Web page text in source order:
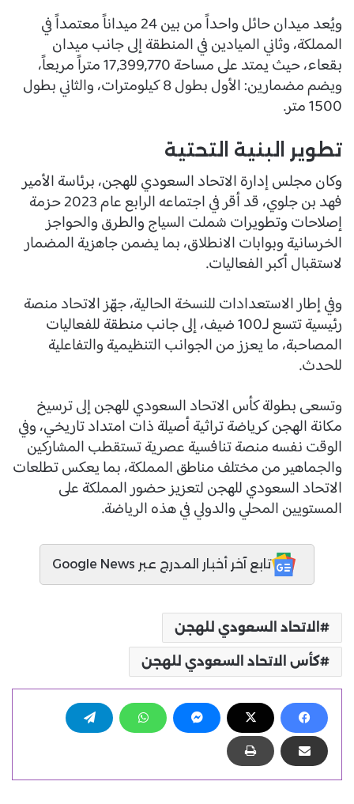
ويُعد ميدان حائل واحداً من بين 24 ميداناً معتمداً في
المملكة، وثاني الميادين في المنطقة إلى جانب ميدان
بقعاء، حيث يمتد على مساحة 17,399,770 متراً مربعاً،
ويضم مضمارين: الأول بطول 8 كيلومترات، والثاني بطول
1500 متر.
تطوير البنية التحتية
وكان مجلس إدارة الاتحاد السعودي للهجن، برئاسة الأمير
فهد بن جلوي، قد أقر في اجتماعه الرابع عام 2023 حزمة
إصلاحات وتطويرات شملت السياج والطرق والحواجز
الخرسانية وبوابات الانطلاق، بما يضمن جاهزية المضمار
لاستقبال أكبر الفعاليات.
وفي إطار الاستعدادات للنسخة الحالية، جهّز الاتحاد منصة
رئيسية تتسع لـ100 ضيف، إلى جانب منطقة للفعاليات
المصاحبة، ما يعزز من الجوانب التنظيمية والتفاعلية
للحدث.
وتسعى بطولة كأس الاتحاد السعودي للهجن إلى ترسيخ
مكانة الهجن كرياضة تراثية أصيلة ذات امتداد تاريخي، وفي
الوقت نفسه منصة تنافسية عصرية تستقطب المشاركين
والجماهير من مختلف مناطق المملكة، بما يعكس تطلعات
الاتحاد السعودي للهجن لتعزيز حضور المملكة على
المستويين المحلي والدولي في هذه الرياضة.
تابع آخر أخبار المدرج عبر Google News
الاتحاد السعودي للهجن
كأس الاتحاد السعودي للهجن